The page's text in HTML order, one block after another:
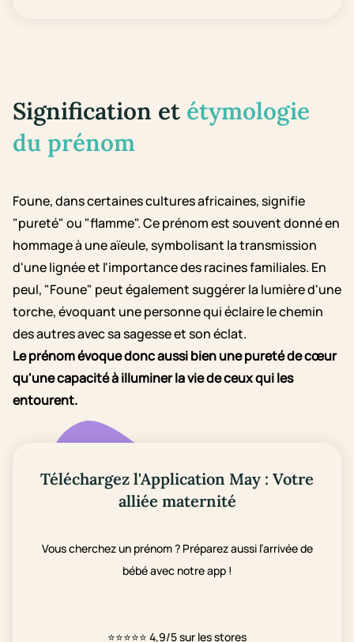
Signification et étymologie
du prénom
Foune, dans certaines cultures africaines, signifie
"pureté" ou "flamme". Ce prénom est souvent donné en
hommage à une aïeule, symbolisant la transmission
d'une lignée et l'importance des racines familiales. En
peul, "Foune" peut également suggérer la lumière d'une
torche, évoquant une personne qui éclaire le chemin
des autres avec sa sagesse et son éclat.
Le prénom évoque donc aussi bien une pureté de cœur
qu'une capacité à illuminer la vie de ceux qui les
entourent.
Téléchargez l'Application May : Votre
alliée maternité
Vous cherchez un prénom ? Préparez aussi l’arrivée de
bébé avec notre app !
⭐⭐⭐⭐⭐ 4,9/5 sur les stores